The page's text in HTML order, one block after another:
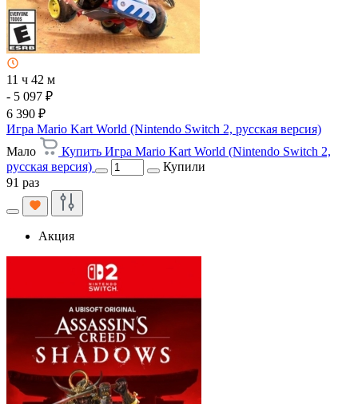
11 ч 42 м
- 5 097 ₽
6 390 ₽
Игра Mario Kart World (Nintendo Switch 2, русская версия)
Мало
Купить Игра Mario Kart World (Nintendo Switch 2,
русская версия)
Купили
91 раз
Акция